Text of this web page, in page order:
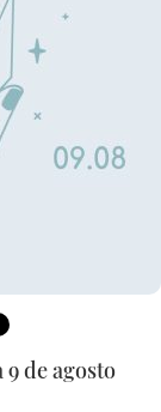
de agosto